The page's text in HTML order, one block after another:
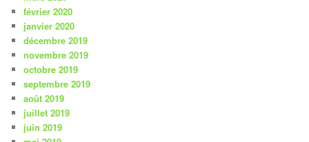
février 2020
janvier 2020
décembre 2019
novembre 2019
octobre 2019
septembre 2019
août 2019
juillet 2019
juin 2019